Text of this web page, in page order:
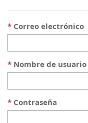
Correo electrónico
Nombre de usuario
Contraseña